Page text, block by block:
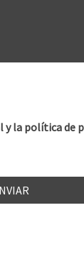
y la política de